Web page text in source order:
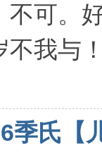
不可。
我与
季氏【